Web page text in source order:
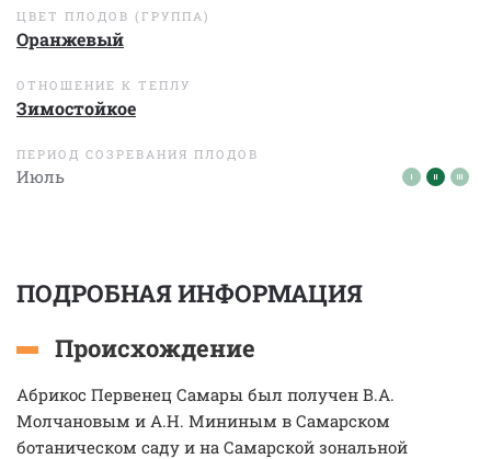
ЦВЕТ ПЛОДОВ (ГРУППА)
Оранжевый
ОТНОШЕНИЕ К ТЕПЛУ
Зимостойкое
ПЕРИОД СОЗРЕВАНИЯ ПЛОДОВ
Июль
ПОДРОБНАЯ ИНФОРМАЦИЯ
Происхождение
Абрикос Первенец Самары был получен В.А.
Молчановым и А.Н. Мининым в Самарском
ботаническом саду и на Самарской зональной